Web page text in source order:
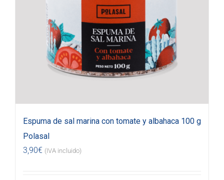
Espuma de sal marina con tomate y albahaca 100 g
Polasal
3,90€ (IVA incluido)